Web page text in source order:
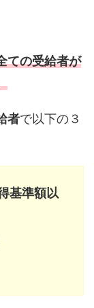
ての受給者が
者で以下の３
基準額以